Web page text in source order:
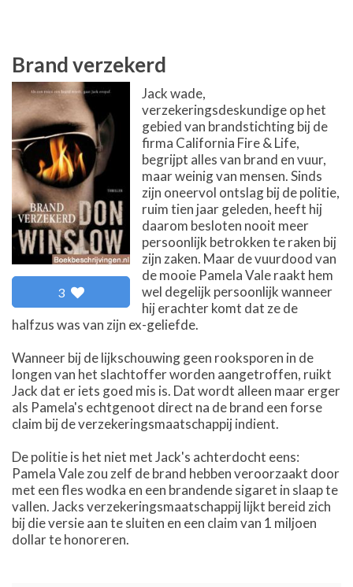
Brand verzekerd
3
Jack wade,
verzekeringsdeskundige op het
gebied van brandstichting bij de
firma California Fire & Life,
begrijpt alles van brand en vuur,
maar weinig van mensen. Sinds
zijn oneervol ontslag bij de politie,
ruim tien jaar geleden, heeft hij
daarom besloten nooit meer
persoonlijk betrokken te raken bij
zijn zaken. Maar de vuurdood van
de mooie Pamela Vale raakt hem
wel degelijk persoonlijk wanneer
hij erachter komt dat ze de
halfzus was van zijn ex-geliefde.
Wanneer bij de lijkschouwing geen rooksporen in de
longen van het slachtoffer worden aangetroffen, ruikt
Jack dat er iets goed mis is. Dat wordt alleen maar erger
als Pamela's echtgenoot direct na de brand een forse
claim bij de verzekeringsmaatschappij indient.
De politie is het niet met Jack's achterdocht eens:
Pamela Vale zou zelf de brand hebben veroorzaakt door
met een fles wodka en een brandende sigaret in slaap te
vallen. Jacks verzekeringsmaatschappij lijkt bereid zich
bij die versie aan te sluiten en een claim van 1 miljoen
dollar te honoreren.